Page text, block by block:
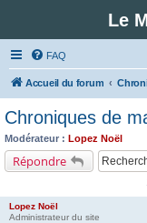
Le
FAQ
Accueil du forum
Chroniques de
Modérateur : Lopez Noël
Répondre
Lopez Noël
Administrateur du site